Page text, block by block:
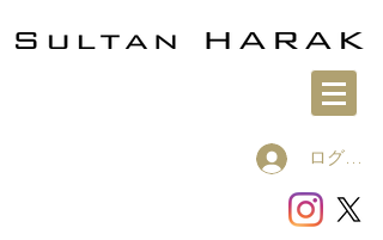
ログイン